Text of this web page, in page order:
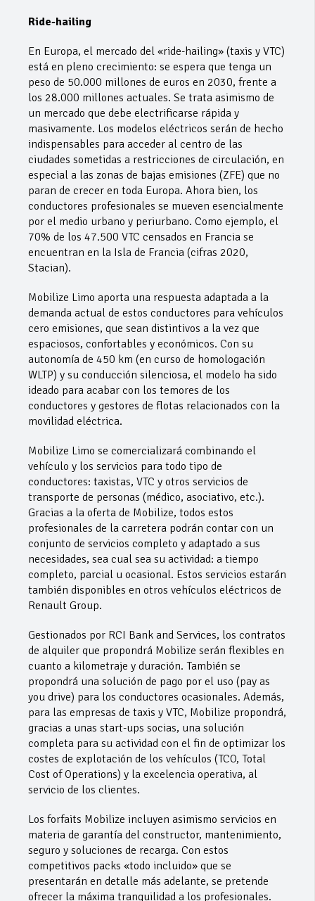
Ride-hailing
En Europa, el mercado del «ride-hailing» (taxis y VTC)
está en pleno crecimiento: se espera que tenga un
peso de 50.000 millones de euros en 2030, frente a
los 28.000 millones actuales. Se trata asimismo de
un mercado que debe electrificarse rápida y
masivamente. Los modelos eléctricos serán de hecho
indispensables para acceder al centro de las
ciudades sometidas a restricciones de circulación, en
especial a las zonas de bajas emisiones (ZFE) que no
paran de crecer en toda Europa. Ahora bien, los
conductores profesionales se mueven esencialmente
por el medio urbano y periurbano. Como ejemplo, el
70% de los 47.500 VTC censados en Francia se
encuentran en la Isla de Francia (cifras 2020,
Stacian).
Mobilize Limo aporta una respuesta adaptada a la
demanda actual de estos conductores para vehículos
cero emisiones, que sean distintivos a la vez que
espaciosos, confortables y económicos. Con su
autonomía de 450 km (en curso de homologación
WLTP) y su conducción silenciosa, el modelo ha sido
ideado para acabar con los temores de los
conductores y gestores de flotas relacionados con la
movilidad eléctrica.
Mobilize Limo se comercializará combinando el
vehículo y los servicios para todo tipo de
conductores: taxistas, VTC y otros servicios de
transporte de personas (médico, asociativo, etc.).
Gracias a la oferta de Mobilize, todos estos
profesionales de la carretera podrán contar con un
conjunto de servicios completo y adaptado a sus
necesidades, sea cual sea su actividad: a tiempo
completo, parcial u ocasional. Estos servicios estarán
también disponibles en otros vehículos eléctricos de
Renault Group.
Gestionados por RCI Bank and Services, los contratos
de alquiler que propondrá Mobilize serán flexibles en
cuanto a kilometraje y duración. También se
propondrá una solución de pago por el uso (pay as
you drive) para los conductores ocasionales. Además,
para las empresas de taxis y VTC, Mobilize propondrá,
gracias a unas start-ups socias, una solución
completa para su actividad con el fin de optimizar los
costes de explotación de los vehículos (TCO, Total
Cost of Operations) y la excelencia operativa, al
servicio de los clientes.
Los forfaits Mobilize incluyen asimismo servicios en
materia de garantía del constructor, mantenimiento,
seguro y soluciones de recarga. Con estos
competitivos packs «todo incluido» que se
presentarán en detalle más adelante, se pretende
ofrecer la máxima tranquilidad a los profesionales.